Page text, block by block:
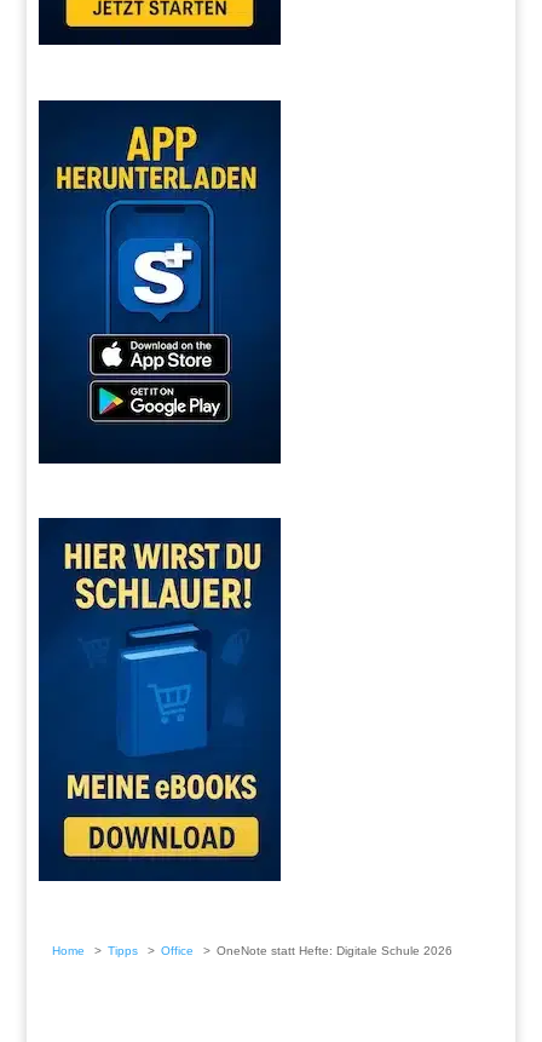
Home Tipps Office OneNote statt Hefte: Digitale Schule 2026